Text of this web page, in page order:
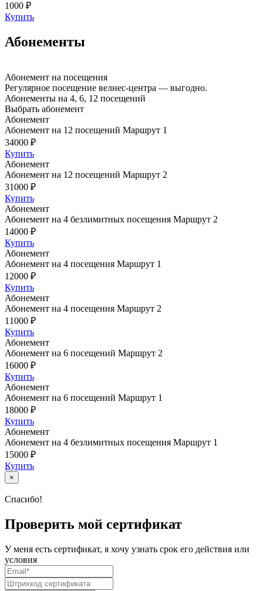
1000 ₽
Купить
Абонементы
Абонемент на посещения
Регулярное посещение велнес-центра — выгодно.
Абонементы на 4, 6, 12 посещений
Выбрать абонемент
Абонемент
Абонемент на 12 посещений Маршрут 1
34000 ₽
Купить
Абонемент
Абонемент на 12 посещений Маршрут 2
31000 ₽
Купить
Абонемент
Абонемент на 4 безлимитных посещения Маршрут 2
14000 ₽
Купить
Абонемент
Абонемент на 4 посещения Маршрут 1
12000 ₽
Купить
Абонемент
Абонемент на 4 посещения Маршрут 2
11000 ₽
Купить
Абонемент
Абонемент на 6 посещений Маршрут 2
16000 ₽
Купить
Абонемент
Абонемент на 6 посещений Маршрут 1
18000 ₽
Купить
Абонемент
Абонемент на 4 безлимитных посещения Маршрут 1
15000 ₽
Купить
×
Спасибо!
Проверить мой сертификат
У меня есть сертификат, я хочу узнать срок его действия или
условия